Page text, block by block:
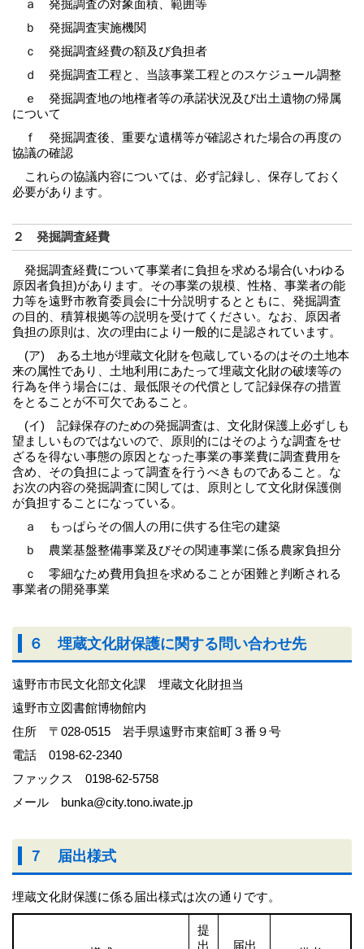
ａ 発掘調査の対象面積、範囲等
ｂ 発掘調査実施機関
ｃ 発掘調査経費の額及び負担者
ｄ 発掘調査工程と、当該事業工程とのスケジュール調整
ｅ 発掘調査地の地権者等の承諾状況及び出土遺物の帰属
について
ｆ 発掘調査後、重要な遺構等が確認された場合の再度の
協議の確認
これらの協議内容については、必ず記録し、保存しておく
必要があります。
２ 発掘調査経費
発掘調査経費について事業者に負担を求める場合(いわゆる
原因者負担)があります。その事業の規模、性格、事業者の能
力等を遠野市教育委員会に十分説明するとともに、発掘調査
の目的、積算根拠等の説明を受けてください。なお、原因者
負担の原則は、次の理由により一般的に是認されています。
(ア) ある土地が埋蔵文化財を包蔵しているのはその土地本
来の属性であり、土地利用にあたって埋蔵文化財の破壊等の
行為を伴う場合には、最低限その代償として記録保存の措置
をとることが不可欠であること。
(イ) 記録保存のための発掘調査は、文化財保護上必ずしも
望ましいものではないので、原則的にはそのような調査をせ
ざるを得ない事態の原因となった事業の事業費に調査費用を
含め、その負担によって調査を行うべきものであること。な
お次の内容の発掘調査に関しては、原則として文化財保護側
が負担することになっている。
ａ もっぱらその個人の用に供する住宅の建築
ｂ 農業基盤整備事業及びその関連事業に係る農家負担分
ｃ 零細なため費用負担を求めることが困難と判断される
事業者の開発事業
６ 埋蔵文化財保護に関する問い合わせ先
遠野市市民文化部文化課 埋蔵文化財担当
遠野市立図書館博物館内
住所 〒028-0515 岩手県遠野市東舘町３番９号
電話 0198-62-2340
ファックス 0198-62-5758
メール bunka@city.tono.iwate.jp
７ 届出様式
埋蔵文化財保護に係る届出様式は次の通りです。
提
出
届出